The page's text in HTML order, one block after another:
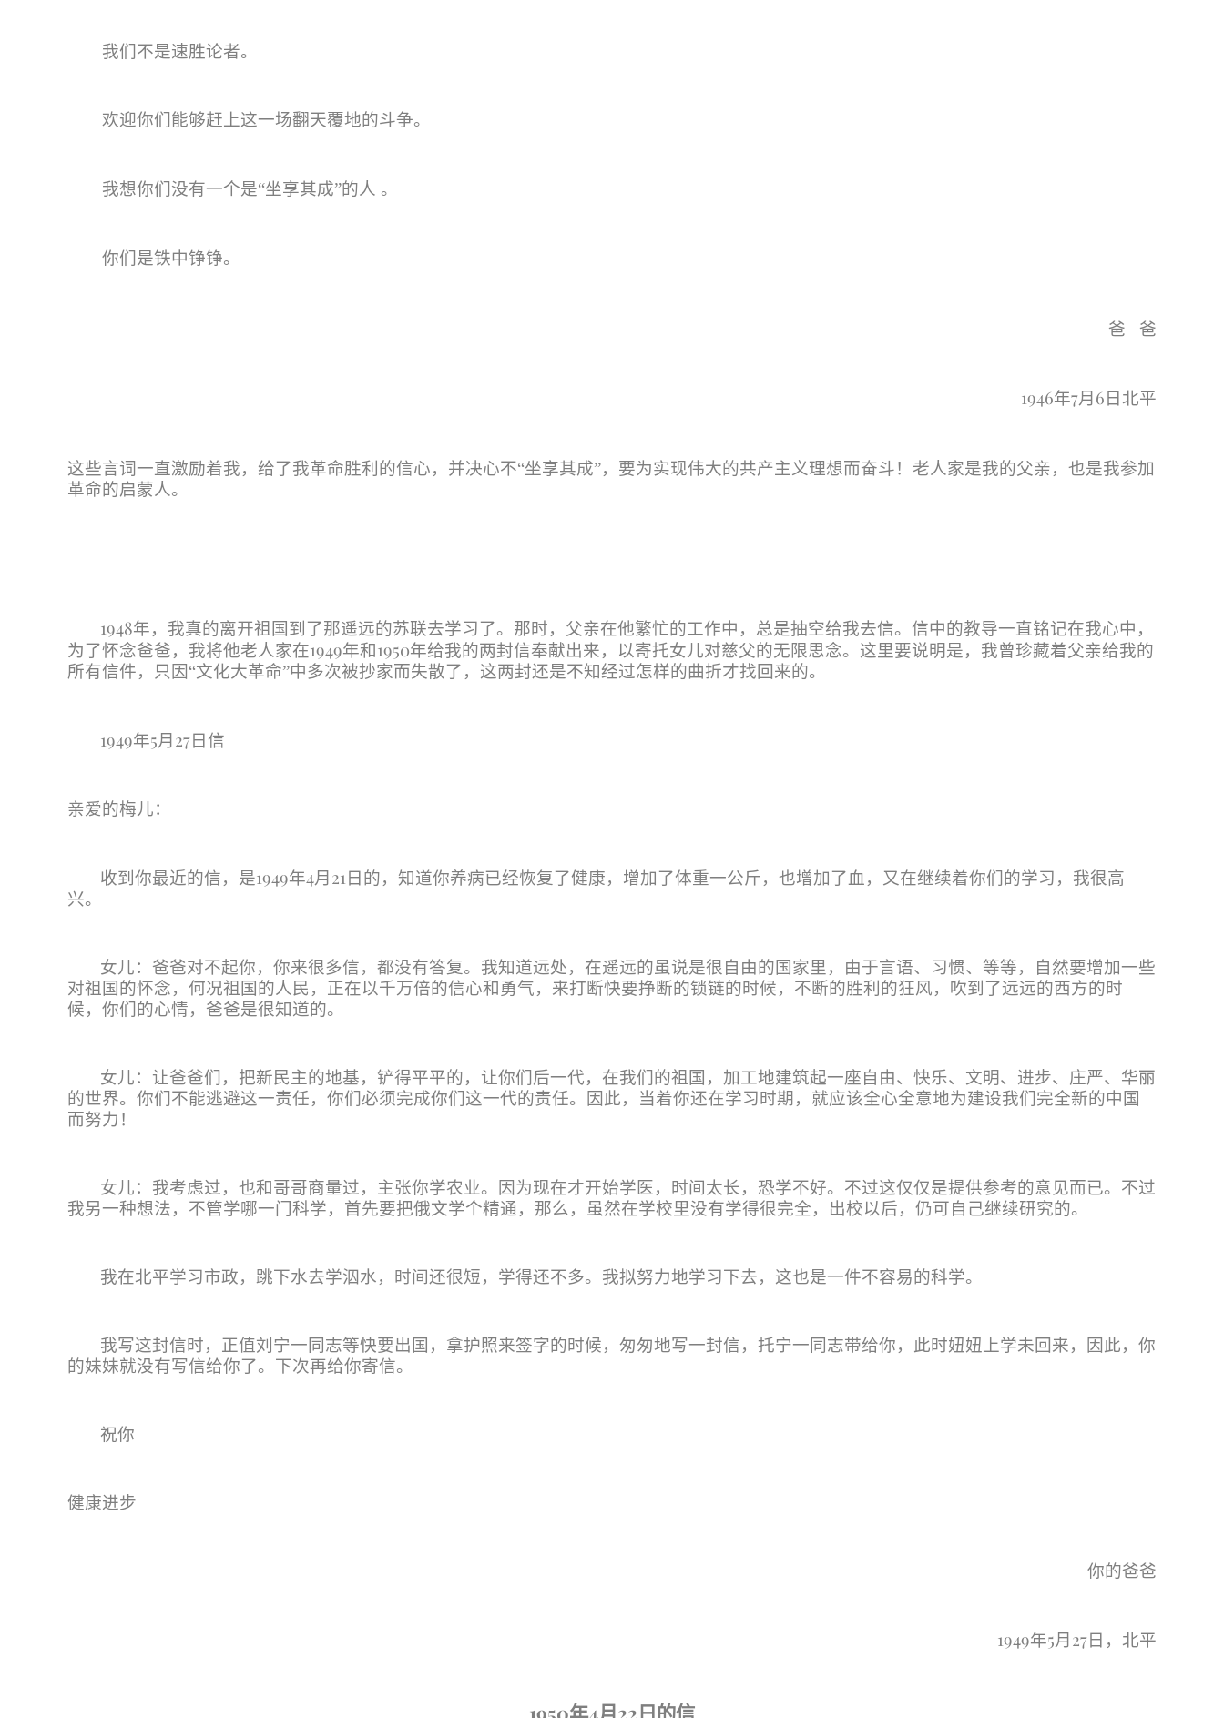
我们不是速胜论者。
欢迎你们能够赶上这一场翻天覆地的斗争。
我想你们没有一个是“坐享其成”的人 。
你们是铁中铮铮。
爸 爸
1946年7月 6 日北平
这些言词一直激励着我，给了我革命胜利的信心，并决心不“坐享其成”，要为实现伟大的共产主义理想而奋斗！老人家是我的父亲，也是我参加
革命的启蒙人。
1948年，我真的离开祖国到了那遥远的苏联去学习了。那时，父亲在他繁忙的工作中，总是抽空给我去信。信中的教导一直铭记在我心中，
为了怀念爸爸，我将他老人家在1949年和1950年给我的两封信奉献出来，以寄托女儿对慈父的无限思念。这里要说明是，我曾珍藏着父亲给我的
所有信件，只因“文化大革命”中多次被抄家而失散了，这两封还是不知经过怎样的曲折才找回来的。
1949年5月 27日信
亲爱的梅儿：
收到你最近的信，是1949年4月 21日的，知道你养病已经恢复了健康，增加了体重一公斤，也增加了血，又在继续着你们的学习，我很高
兴。
女儿：爸爸对不起你，你来很多信，都没有答复。我知道远处，在遥远的虽说是很自由的国家里，由于言语、习惯、等等，自然要增加一些
对祖国的怀念，何况祖国的人民，正在以千万倍的信心和勇气，来打断快要挣断的锁链的时候，不断的胜利的狂风，吹到了远远的西方的时
候，你们的心情，爸爸是很知道的。
女儿：让爸爸们，把新民主的地基，铲得平平的，让你们后一代，在我们的祖国，加工地建筑起一座自由、快乐、文明、进步、庄严、华丽
的世界。你们不能逃避这一责任，你们必须完成你们这一代的责任。因此，当着你还在学习时期，就应该全心全意地为建设我们完全新的中国
而努力！
女儿：我考虑过，也和哥哥商量过，主张你学农业。因为现在才开始学医，时间太长，恐学不好。不过这仅仅是提供参考的意见而已。不过
我另一种想法，不管学哪一门科学，首先要把俄文学个精通，那么，虽然在学校里没有学得很完全，出校以后，仍可自己继续研究的。
我在北平学习市政，跳下水去学泅水，时间还很短，学得还不多。我拟努力地学习下去，这也是一件不容易的科学。
我写这封信时，正值刘宁一同志等快要出国，拿护照来签字的时候，匆匆地写一封信，托宁一同志带给你，此时妞妞上学未回来，因此，你
的妹妹就没有写信给你了。下次再给你寄信。
祝你
健康进步
你的爸爸
1949年5月 27日，北平
1950 4 22